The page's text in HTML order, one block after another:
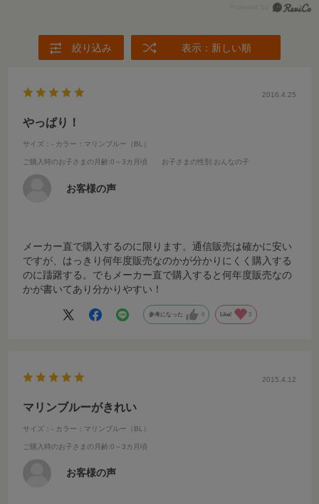
絞り込み 表示：新しい順
2016.4.25
やっぱり！
サイズ：- カラー：マリンブルー（BL）
ご購入時のお子さまの月齢:0～3カ月頃 お子さまの性別 :おんなの子
お客様の声
メーカー直で購入するのに限ります。通信販売は確かに安い
ですが、はっきり何年度販売なのかが分かりにくく購入する
のに躊躇する。でもメーカー直で購入すると何年度販売なの
かが書いてあり分かりやすい！
参考になった 0 Like! 3
2015.4.12
マリンブルーがきれい
サイズ：- カラー：マリンブルー（BL）
ご購入時のお子さまの月齢:0～3カ月頃
お客様の声